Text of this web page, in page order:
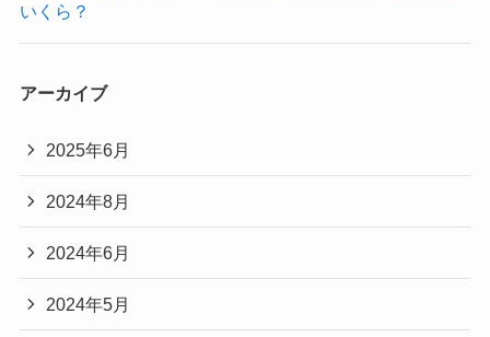
いくら？
アーカイブ
2025年6月
2024年8月
2024年6月
2024年5月